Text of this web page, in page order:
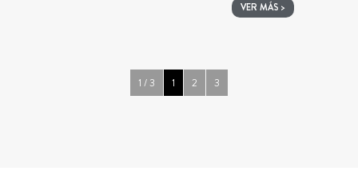
VER MÁS >
1 / 3 1 2 3